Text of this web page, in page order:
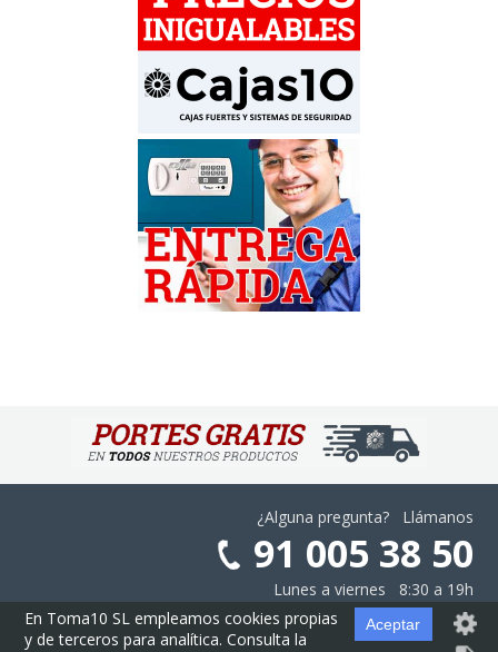
¿Alguna pregunta? Llámanos
91 005 38 50
Lunes a viernes 8:30 a 19h
Aviso Legal·Privacidad·Cookies·Configurar las Cookies·Contratación
En Toma10 SL empleamos cookies propias
y de terceros para analítica. Consulta la
Aceptar